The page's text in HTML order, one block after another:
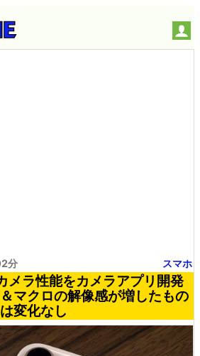
分 スマホ
メラ性能をカメラアプリ開発
マクロの解像感が増したもの
変化なし